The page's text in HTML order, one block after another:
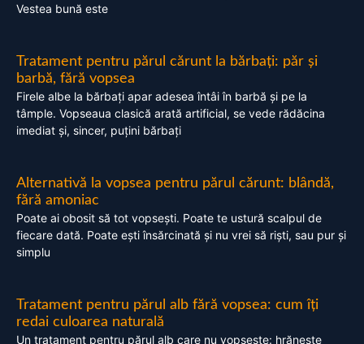
Vestea bună este
Tratament pentru părul cărunt la bărbați: păr și
barbă, fără vopsea
Firele albe la bărbați apar adesea întâi în barbă și pe la
tâmple. Vopseaua clasică arată artificial, se vede rădăcina
imediat și, sincer, puțini bărbați
Alternativă la vopsea pentru părul cărunt: blândă,
fără amoniac
Poate ai obosit să tot vopsești. Poate te ustură scalpul de
fiecare dată. Poate ești însărcinată și nu vrei să riști, sau pur și
simplu
Tratament pentru părul alb fără vopsea: cum îți
redai culoarea naturală
Un tratament pentru părul alb care nu vopsește: hrănește